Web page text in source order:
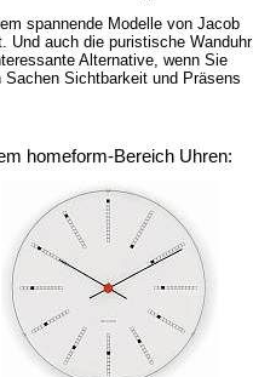
spannende Modelle von Jacob
Und auch die puristische Wanduhr
Alternative, wenn Sie
Sichtbarkeit und Präsens
homeform-Bereich Uhren: